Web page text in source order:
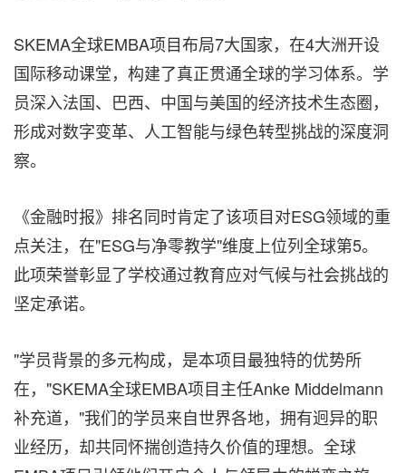
SKEMA全球EMBA项目布局7大国家，在4大洲开设
国际移动课堂，构建了真正贯通全球的学习体系。学
员深入法国、巴西、中国与美国的经济技术生态圈，
形成对数字变革、人工智能与绿色转型挑战的深度洞
察。
《金融时报》排名同时肯定了该项目对ESG领域的重
点关注，在"ESG与净零教学"维度上位列全球第5。
此项荣誉彰显了学校通过教育应对气候与社会挑战的
坚定承诺。
"学员背景的多元构成，是本项目最独特的优势所
在，"SKEMA全球EMBA项目主任Anke Middelmann
补充道，"我们的学员来自世界各地，拥有迥异的职
业经历，却共同怀揣创造持久价值的理想。全球